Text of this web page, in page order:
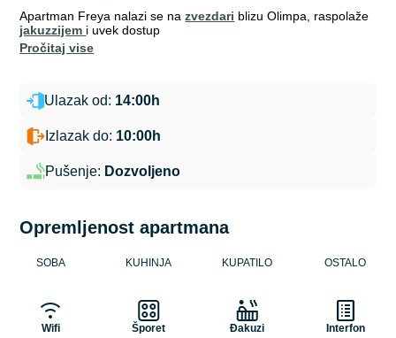
Apartman Freya nalazi se nazvezdari blizu Olimpa, raspolaže
jakuzzijem i uvek dostup
pročitaj vise
Ulazak od: 14:00h
Izlazak do: 10:00h
Pušenje: Dozvoljeno
Opremljenost apartmana
SOBA
Wifi
KUHINJA
Šporet
KUPATILO
Đakuzi
OSTALO
Interfon